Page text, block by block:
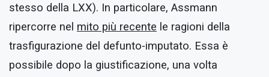
stesso della LXX). In particolare, Assmann
ripercorre nel mito più recente le ragioni della
trasfigurazione del defunto-imputato. Essa è
possibile dopo la giustificazione, una volta